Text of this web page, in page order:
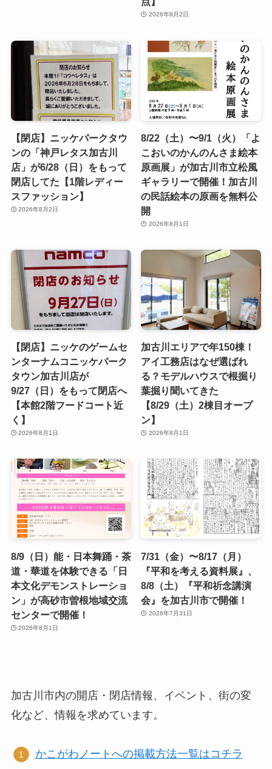
2026年8月2日
【閉店】ニッケパークタウ
ンの「神戸レタス加古川
店」が6/28（日）をもって
閉店してた【1階レディー
スファッション】
2026年8月2日
8/22（土）〜9/1（火）「よ
こおいのかんのんさま絵本
原画展」が加古川市立松風
ギャラリーで開催！加古川
の民話絵本の原画を無料公
開
2026年8月1日
【閉店】ニッケのゲームセ
ンターナムコニッケパーク
タウン加古川店が
9/27（日）をもって閉店へ
【本館2階フードコート近
く】
2026年8月1日
加古川エリアで年150棟！
アイ工務店はなぜ選ばれ
る？モデルハウスで根掘り
葉掘り聞いてきた
【8/29（土）2棟目オープ
ン】
2026年8月1日
8/9（日）能・日本舞踊・茶
道・華道を体験できる「日
本文化デモンストレーショ
ン」が高砂市曽根地域交流
センターで開催！
2026年8月1日
7/31（金）〜8/17（月）
『平和を考える資料展』、
8/8（土）『平和祈念講演
会』を加古川市で開催！
2026年7月31日
加古川市内の開店・閉店情報、イベント、街の変
化など、情報を求めています。
かこがわノートへの掲載方法一覧はコチラ